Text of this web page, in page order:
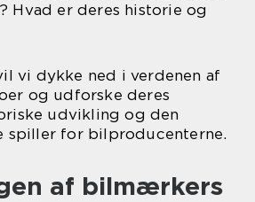
Hvad er deres historie og
vi dykke ned i verdenen af
og udforske deres
udvikling og den
spiller for bilproducenterne.
af bilmærkers